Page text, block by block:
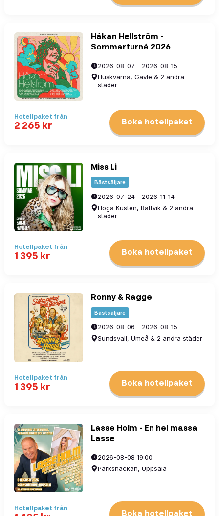
Håkan Hellström -
Sommarturné 2026
2026-08-07 - 2026-08-15
Huskvarna, Gävle & 2 andra
städer
Hotellpaket från
2 265 kr Boka hotellpaket
Miss Li
Bästsäljare
2026-07-24 - 2026-11-14
Höga Kusten, Rättvik & 2 andra
städer
Hotellpaket från
1 395 kr Boka hotellpaket
Ronny & Ragge
Bästsäljare
2026-08-06 - 2026-08-15
Sundsvall, Umeå & 2 andra städer
Hotellpaket från
1 395 kr Boka hotellpaket
Lasse Holm - En hel massa
Lasse
2026-08-08 19:00
Parksnäckan, Uppsala
Hotellpaket från
Boka hotellpaket